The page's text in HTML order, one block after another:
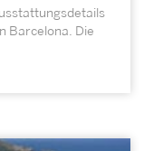
Barcelona. Die